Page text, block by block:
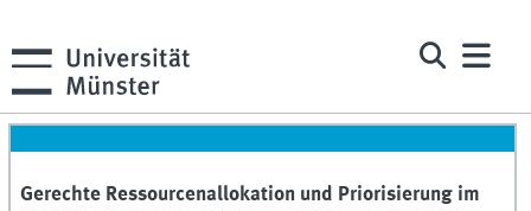
Gerechte Ressourcenallokation und Priorisierung im